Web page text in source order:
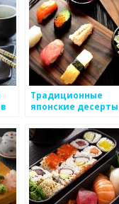
Традиционные
японские